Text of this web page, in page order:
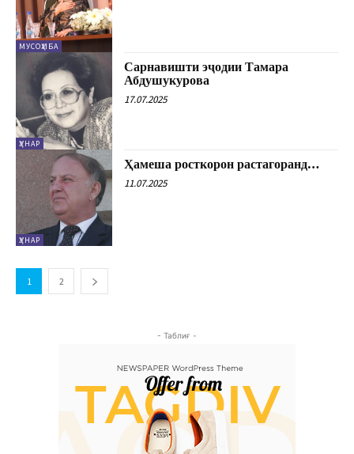
МУСОҲИБА
ҲУНАР
Сарнавишти эҷодии Тамара
Абдушукурова
17.07.2025
ҲУНАР
Ҳамеша росткорон растагоранд…
11.07.2025
1 2
- Таблиғ -